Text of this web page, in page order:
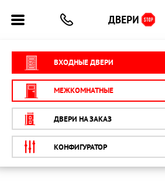
ВХОДНЫЕ ДВЕРИ
МЕЖКОМНАТНЫЕ
ДВЕРИ НА ЗАКАЗ
КОНФИГУРАТОР